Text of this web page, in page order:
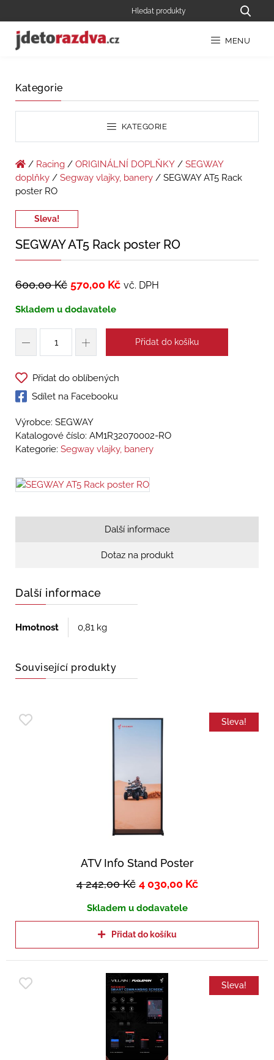
MENU
Kategorie
KATEGORIE
/ Racing / ORIGINÁLNÍ DOPLŇKY / SEGWAY
doplňky / Segway vlajky, banery / SEGWAY AT5 Rack
poster RO
Sleva!
SEGWAY AT5 Rack poster RO
600,00Kč 570,00 Kč vč. DPH
Skladem u dodavatele
Přidat do košíku
Přidat do oblíbených
Sdílet na Facebooku
Výrobce: SEGWAY
Katalogové číslo: AM1R32070002-RO
Kategorie: Segway vlajky, banery
Další informace
Dotaz na produkt
Další informace
Hmotnost 0,81 kg
Související produkty
Sleva!
ATV Info Stand Poster
4 242,00Kč 4 030,00 Kč
Skladem u dodavatele
Přidat do košíku
Sleva!